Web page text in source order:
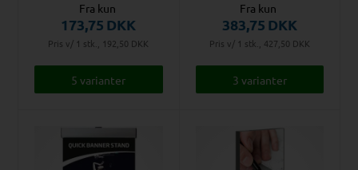
Fra kun
173,75 DKK
Pris v/ 1 stk., 192,50 DKK
5 varianter
Fra kun
383,75 DKK
Pris v/ 1 stk., 427,50 DKK
3 varianter